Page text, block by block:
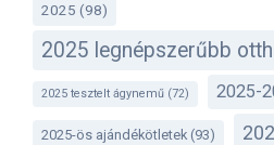
2025 (98)
2025 legnépszerűbb
2025 tesztelt ágynemű (72) 2025-
2025-ös ajándékötletek (93)